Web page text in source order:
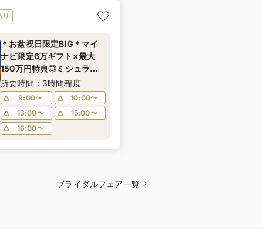
り
＊お盆祝日限定BIG＊マイ
ナビ限定6万ギフト×最大
150万円特典◎ミシュラン
キー獲得★豪華コース試食
＆新作ドレス見学♪
所要時間：3時間程度
9:00〜
10:00〜
13:00〜
15:00〜
16:00〜
ブライダルフェア一覧